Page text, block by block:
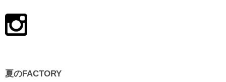
夏のFACTORY